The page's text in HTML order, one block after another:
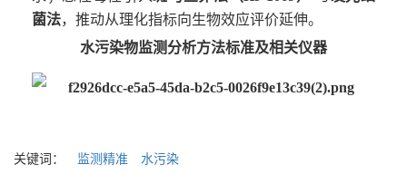
菌法，推动从理化指标向生物效应评价延伸。
水污染物监测分析方法标准及相关仪器
关键词： 监测精准 水污染